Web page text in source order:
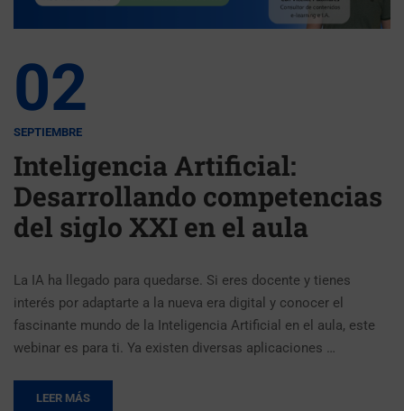
02
SEPTIEMBRE
Inteligencia Artificial:
Desarrollando competencias
del siglo XXI en el aula
La IA ha llegado para quedarse. Si eres docente y tienes
interés por adaptarte a la nueva era digital y conocer el
fascinante mundo de la Inteligencia Artificial en el aula, este
webinar es para ti. Ya existen diversas aplicaciones …
LEER MÁS